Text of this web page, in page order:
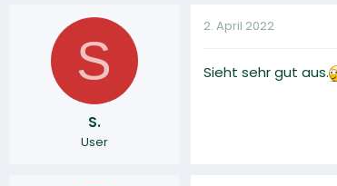
S
S.
User
2. April 2022
Sieht sehr gut aus.